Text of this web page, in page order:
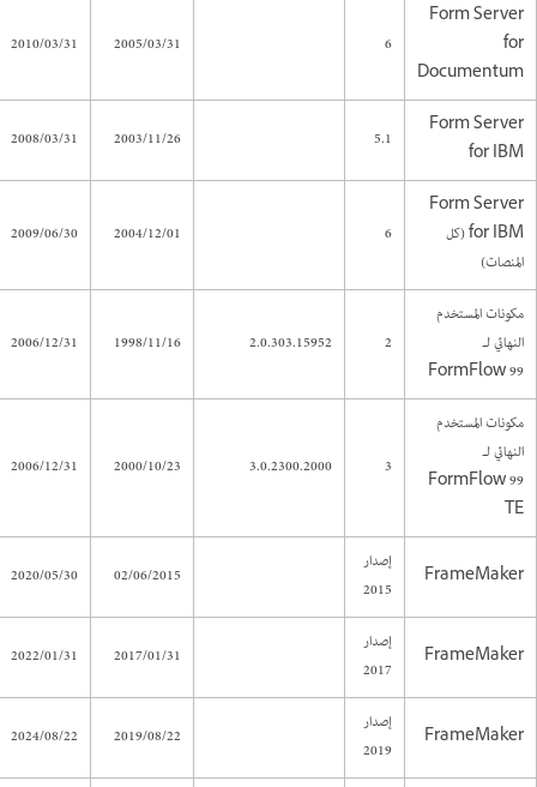
Form Server
for
Documentum
6
2005/03/31
2010/03/31
Form Server
for IBM
5.1
2003/11/26
2008/03/31
Form Server
for IBM (كل
المنصات)
6
2004/12/01
2009/06/30
مكونات المستخدم
النهائي لـ
FormFlow 99
2
2.0.303.15952
1998/11/16
2006/12/31
مكونات المستخدم
النهائي لـ
FormFlow 99
TE
3
3.0.2300.2000
2000/10/23
2006/12/31
FrameMaker
إصدار
2015
02/06/2015
2020/05/30
FrameMaker
إصدار
2017
2017/01/31
2022/01/31
FrameMaker
إصدار
2019
2019/08/22
2024/08/22